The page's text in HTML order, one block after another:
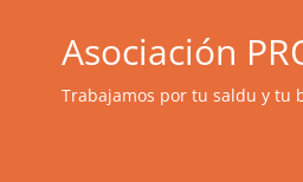
Asociación
Trabajamos por tu saldu y tu